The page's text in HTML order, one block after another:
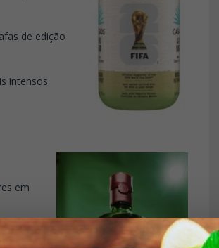
de edição
intensos
em